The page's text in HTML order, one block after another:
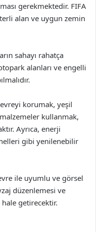
gerekmektedir. FIFA
alan ve uygun zemin
sahayı rahatça
alanları ve engelli
korumak, yeşil
kullanmak,
Ayrıca, enerji
gibi yenilenebilir
ile uyumlu ve görsel
düzenlemesi ve
getirecektir.